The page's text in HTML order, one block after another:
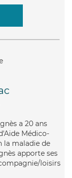
a 20 ans
Médico-
la maladie de
apporte ses
loisirs